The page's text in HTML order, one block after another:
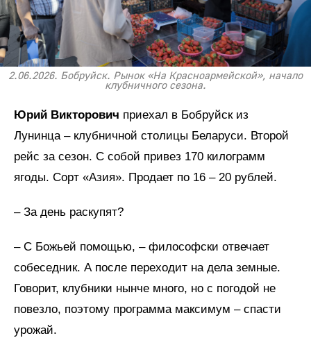
2.06.2026. Бобруйск. Рынок «На Красноармейской», начало
клубничного сезона.
Юрий Викторович приехал в Бобруйск из
Лунинца – клубничной столицы Беларуси. Второй
рейс за сезон. С собой привез 170 килограмм
ягоды. Сорт «Азия». Продает по 16 – 20 рублей.
– За день раскупят?
– С Божьей помощью, – философски отвечает
собеседник. А после переходит на дела земные.
Говорит, клубники нынче много, но с погодой не
повезло, поэтому программа максимум – спасти
урожай.